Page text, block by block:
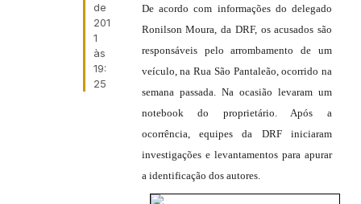
de
201
1
às
19:
25
De acordo com informações do delegado
Ronilson Moura, da DRF, os acusados são
responsáveis pelo arrombamento de um
veículo, na Rua São Pantaleão, ocorrido na
semana passada. Na ocasião levaram um
notebook do proprietário. Após a
ocorrência, equipes da DRF iniciaram
investigações e levantamentos para apurar
a identificação dos autores.